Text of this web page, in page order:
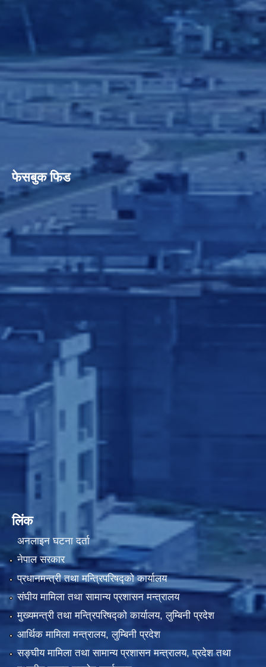
फेसबुक फिड
लिंक
अनलाइन घटना दर्ता
नेपाल सरकार
प्रधानमन्त्री तथा मन्त्रिपरिषद्को कार्यालय
संघीय मामिला तथा सामान्य प्रशासन मन्त्रालय
मुख्यमन्त्री तथा मन्त्रिपरिषद्को कार्यालय, लुम्बिनी प्रदेश
आर्थिक मामिला मन्त्रालय, लुम्बिनी प्रदेश
सङ्घीय मामिला तथा सामान्य प्रशासन मन्त्रालय, प्रदेश तथा